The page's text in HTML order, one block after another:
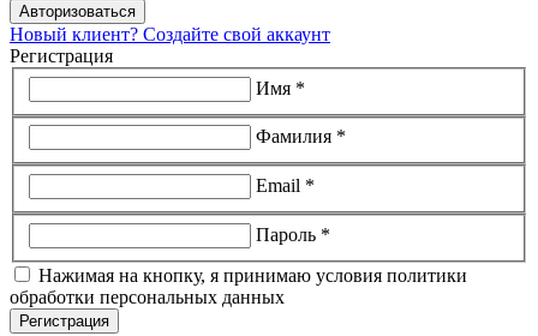
Авторизоваться
Новый клиент? Создайте свой аккаунт
Регистрация
Имя *
Фамилия *
Email *
Пароль *
Нажимая на кнопку, я принимаю условия политики
обработки персональных данных
Регистрация